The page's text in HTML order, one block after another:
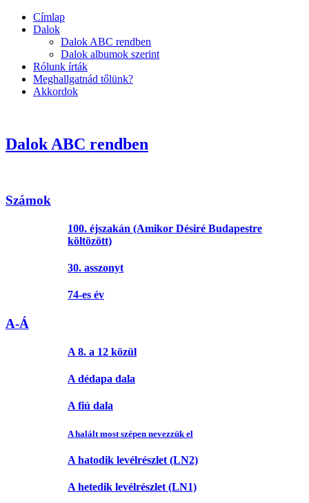
Címlap
Dalok
Dalok ABC rendben
Dalok albumok szerint
Rólunk írták
Meghallgatnád tőlünk?
Akkordok
Dalok ABC rendben
Számok
100. éjszakán (Amikor Désiré Budapestre
költözött)
30. asszonyt
74-es év
A-Á
A 8. a 12 közül
A dédapa dala
A fiú dala
A halált most szépen nevezzük el
A hatodik levélrészlet (LN2)
A hetedik levélrészlet (LN1)